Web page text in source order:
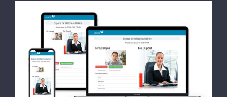
Téléconsultation pour cabinet d’avocats